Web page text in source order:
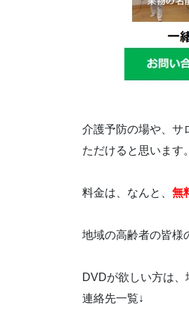
介護予防の場や、サ
ただけると思います。
料金は、なんと、 無
地域の高齢者の皆様
DVDが欲しい方は、
連絡先一覧↓